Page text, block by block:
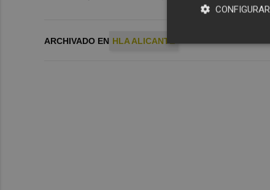
ARCHIVADO EN HLA ALICANTE
CONFIGURAR